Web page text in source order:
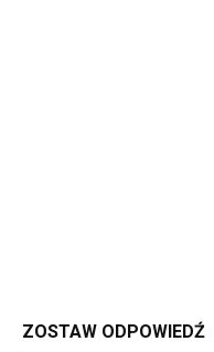
ZOSTAW ODPOWIEDŹ